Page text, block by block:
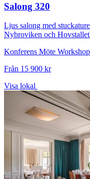
Salong 320
Ljus salong med
Nybroviken och
Konferens Möte Workshop
Från 15 900 kr
Visa lokal